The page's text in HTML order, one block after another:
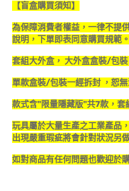
【盲盒購買須知】
為保障消費者權益，一律不提
說明，下單即表同意購買規範。
套組大外盒， 大外盒盒裝/包
單款盒裝/包裝一經拆封 ，恕
款式含"限量隱藏版"共7款，套
玩具屬於大量生產之工業產品
出現嚴重瑕疵將會針對狀況另
如對商品有任何問題也歡迎於